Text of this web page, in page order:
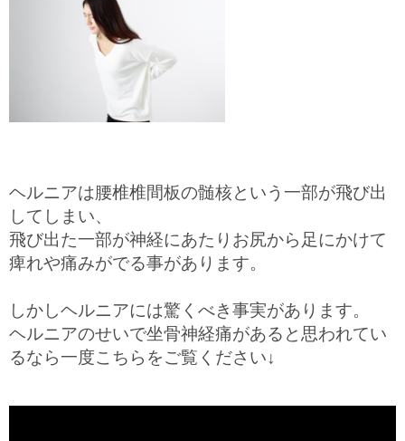
ヘルニアは腰椎椎間板の髄核という一部が飛び出
してしまい、
飛び出た一部が神経にあたりお尻から足にかけて
痺れや痛みがでる事があります。
しかしヘルニアには驚くべき事実があります。
ヘルニアのせいで坐骨神経痛があると思われてい
るなら一度こちらをご覧ください↓